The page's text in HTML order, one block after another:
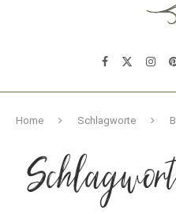
Home Schlagworte